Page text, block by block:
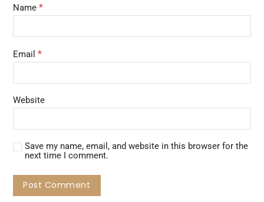
Name *
Email *
Website
Save my name, email, and website in this browser for the
next time I comment.